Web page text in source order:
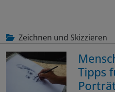
Zeichnen und Skizzieren
Tipps